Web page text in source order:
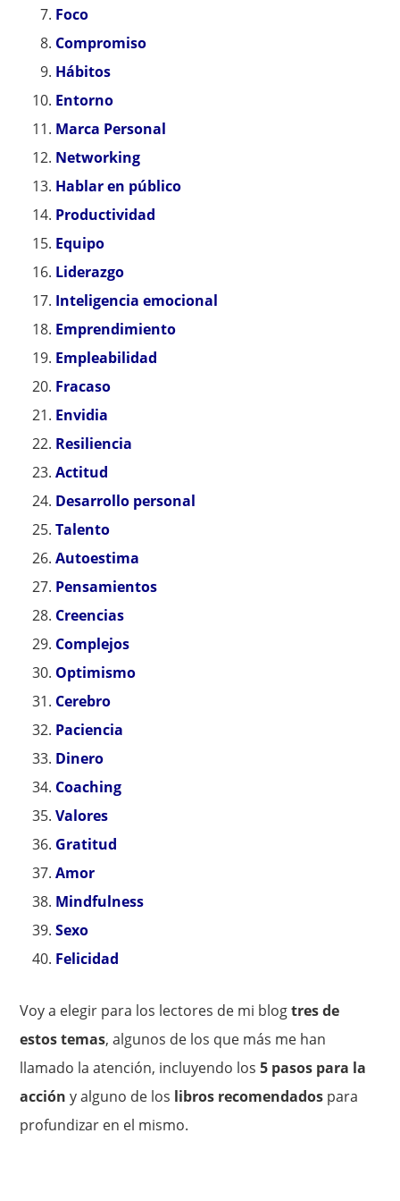
Foco
Compromiso
Hábitos
Entorno
Marca Personal
Networking
Hablar en público
Productividad
Equipo
Liderazgo
Inteligencia emocional
Emprendimiento
Empleabilidad
Fracaso
Envidia
Resiliencia
Actitud
Desarrollo personal
Talento
Autoestima
Pensamientos
Creencias
Complejos
Optimismo
Cerebro
Paciencia
Dinero
Coaching
Valores
Gratitud
Amor
Mindfulness
Sexo
Felicidad
Voy a elegir para los lectores de mi blogtres de
estos temas, algunos de los que más me han
llamado la atención, incluyendo los5 pasos para la
acción y alguno de los libros recomendados para
profundizar en el mismo.